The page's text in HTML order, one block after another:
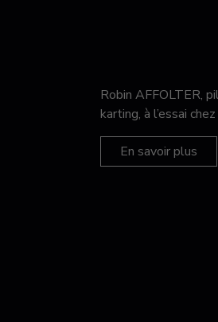
Robin AFFOLTER,
karting, à l’essai
En savoir plus